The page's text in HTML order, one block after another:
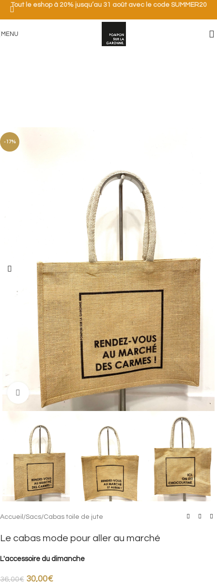
Tout le eshop à 20% jusqu’au 31 août avec le code SUMMER20
MENU
-17%
Cliquez pour agrandir
Accueil /Sacs/Cabas toile de jute
Le cabas mode pour aller au marché
L'accessoire du dimanche
36,00€ 30,00€